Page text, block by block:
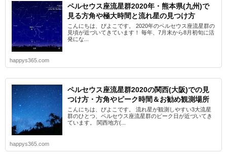
ペルセウス座流星群2020年・熊本県(九州)で
見る方角や極大時間と流れ星の見つけ方
こんにちは、ぴよこです。 2020年のペルセウス座流星群の
見頃が近づいてきています！ 毎年、7月末から8月初旬に活
発にな...
happys365.com
ペルセウス座流星群2020の関西(大阪)での見
つけ方・方角やピーク時間＆お勧め観測場所
こんにちは、ぴよこです。 流れ星が観測しやすい3大流星
群のひとつ、ペルセウス座流星群のピーク日が近づいてき
ています。 関西地方(...
happys365.com